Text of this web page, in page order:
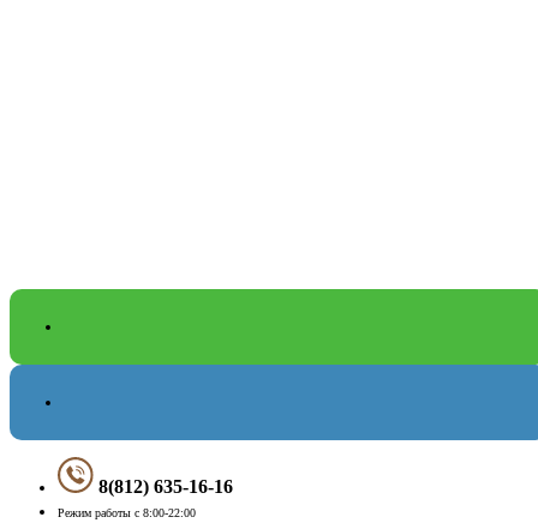
8(812) 635-16-16
Режим работы с 8:00-22:00